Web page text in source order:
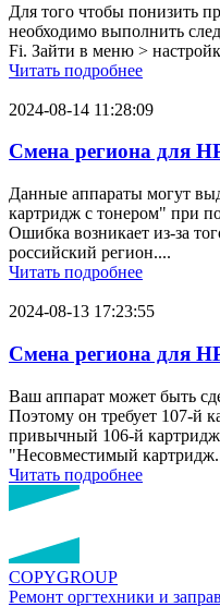
Для того чтобы понизить
необходимо выполнить
Fi. Зайти в меню >
Читать подробнее
2024-08-14 11:28:09
Смена региона для
Данные аппараты могут
картридж с тонером" при
Ошибка возникает из-за
российский регион....
Читать подробнее
2024-08-13 17:23:55
Смена региона для
Ваш аппарат может быть
Поэтому он требует 107-й
привычный 106-й
"Несовместимый
Читать подробнее
COPYGROUP
Ремонт оргтехники и